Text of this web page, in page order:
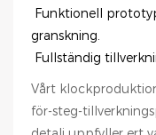
Funktionell
granskning.
Fullständig
Vårt
för-steg-